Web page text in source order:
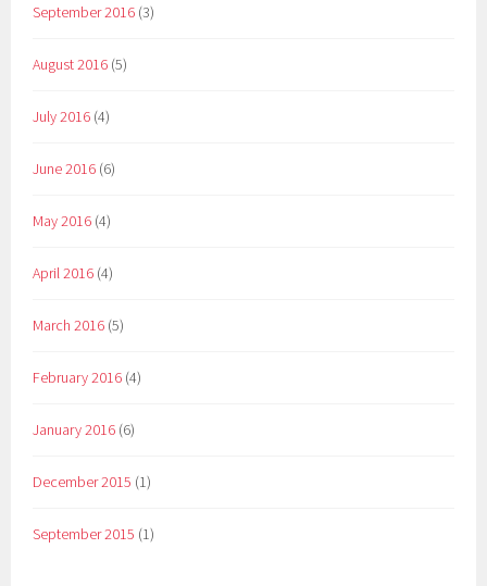
September 2016 (3)
August 2016 (5)
July 2016 (4)
June 2016 (6)
May 2016 (4)
April 2016 (4)
March 2016 (5)
February 2016 (4)
January 2016 (6)
December 2015 (1)
September 2015 (1)